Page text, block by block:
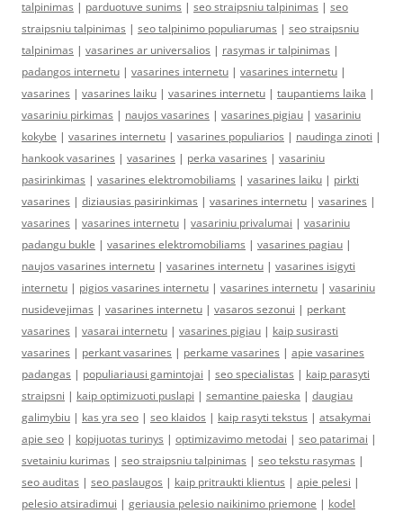
talpinimas | parduotuve sunims | seo straipsniu talpinimas | seo
straipsniu talpinimas | seo talpinimo populiarumas | seo straipsniu
talpinimas | vasarines ar universalios | rasymas ir talpinimas |
padangos internetu | vasarines internetu | vasarines internetu |
vasarines | vasarines laiku | vasarines internetu | taupantiems laika |
vasariniu pirkimas | naujos vasarines | vasarines pigiau | vasariniu
kokybe | vasarines internetu | vasarines populiarios | naudinga zinoti |
hankook vasarines | vasarines | perka vasarines | vasariniu
pasirinkimas | vasarines elektromobiliams | vasarines laiku | pirkti
vasarines | diziausias pasirinkimas | vasarines internetu | vasarines |
vasarines | vasarines internetu | vasariniu privalumai | vasariniu
padangu bukle | vasarines elektromobiliams | vasarines pagiau |
naujos vasarines internetu | vasarines internetu | vasarines isigyti
internetu | pigios vasarines internetu | vasarines internetu | vasariniu
nusidevejimas | vasarines internetu | vasaros sezonui | perkant
vasarines | vasarai internetu | vasarines pigiau | kaip susirasti
vasarines | perkant vasarines | perkame vasarines | apie vasarines
padangas | populiariausi gamintojai | seo specialistas | kaip parasyti
straipsni | kaip optimizuoti puslapi | semantine paieska | daugiau
galimybiu | kas yra seo | seo klaidos | kaip rasyti tekstus | atsakymai
apie seo | kopijuotas turinys | optimizavimo metodai | seo patarimai |
svetainiu kurimas | seo straipsniu talpinimas | seo tekstu rasymas |
seo auditas | seo paslaugos | kaip pritraukti klientus | apie pelesi |
pelesio atsiradimui | geriausia pelesio naikinimo priemone | kodel